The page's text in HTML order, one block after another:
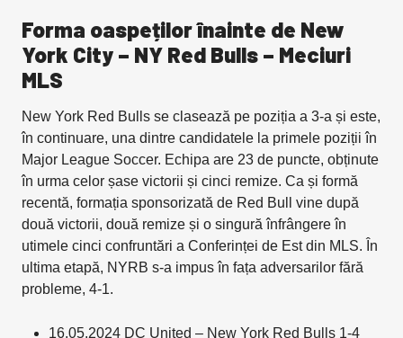
Forma oaspeților înainte de New
York City – NY Red Bulls – Meciuri
MLS
New York Red Bulls se clasează pe poziția a 3-a și este,
în continuare, una dintre candidatele la primele poziții în
Major League Soccer. Echipa are 23 de puncte, obținute
în urma celor șase victorii și cinci remize. Ca și formă
recentă, formația sponsorizată de Red Bull vine după
două victorii, două remize și o singură înfrângere în
utimele cinci confruntări a Conferinței de Est din MLS. În
ultima etapă, NYRB s-a impus în fața adversarilor fără
probleme, 4-1.
16.05.2024 DC United – New York Red Bulls 1-4